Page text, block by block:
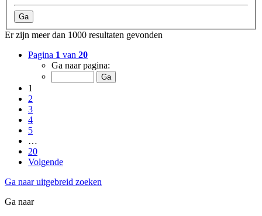
Er zijn meer dan 1000 resultaten gevonden
Pagina 1 van 20
Ga naar pagina:
1
2
3
4
5
…
20
Volgende
Ga naar uitgebreid zoeken
Ga naar